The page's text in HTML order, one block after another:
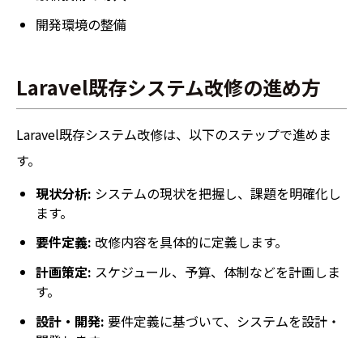
開発環境の整備
Laravel既存システム改修の進め方
Laravel既存システム改修は、以下のステップで進めま
す。
現状分析: システムの現状を把握し、課題を明確化し
ます。
要件定義: 改修内容を具体的に定義します。
計画策定: スケジュール、予算、体制などを計画しま
す。
設計・開発: 要件定義に基づいて、システムを設計・